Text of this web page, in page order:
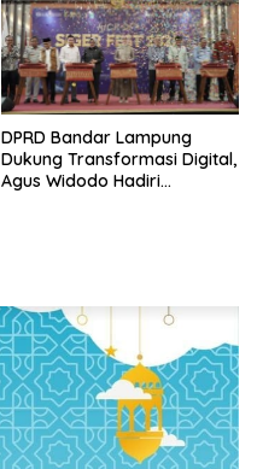
DPRD Bandar Lampung
Dukung Transformasi Digital,
Agus Widodo Hadiri